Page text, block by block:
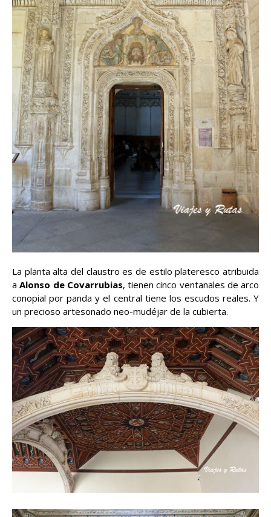
La planta alta del claustro es de estilo plateresco atribuida
aAlonso de Covarrubias, tienen cinco ventanales de arco
conopial por panda y el central tiene los escudos reales. Y
un precioso artesonado neo-mudéjar de la cubierta.